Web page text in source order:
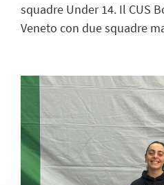
squadre Under 14. Il CUS
Veneto con due squadre